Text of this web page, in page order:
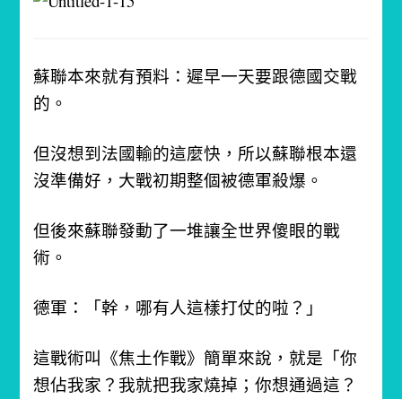
蘇聯本來就有預料：遲早一天要跟德國交戰
的。
但沒想到法國輸的這麼快，所以蘇聯根本還
沒準備好，大戰初期整個被德軍殺爆。
但後來蘇聯發動了一堆讓全世界傻眼的戰
術。
德軍：「幹，哪有人這樣打仗的啦？」
這戰術叫《焦土作戰》簡單來說，就是「你
想佔我家？我就把我家燒掉；你想通過這？